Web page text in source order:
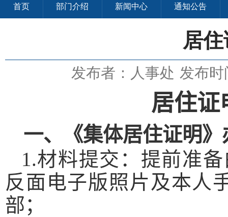
首页 部门介绍 新闻中心 通知公告
居
发布者：人事处 发布
居住证
一、《集体居住证明》
1.材料提交：提前准
反面电子版照片及本人
部；